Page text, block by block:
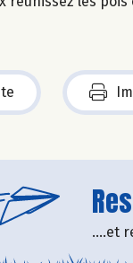
....et